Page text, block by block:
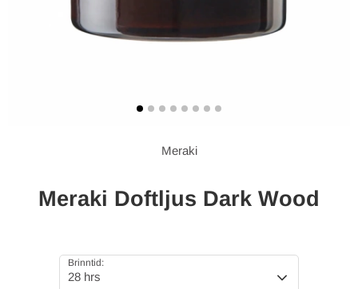
Meraki
Meraki Doftljus Dark Wood
Brinntid:
28 hrs